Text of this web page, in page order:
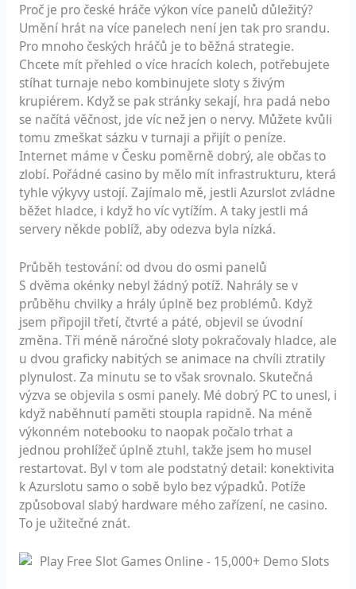
Proč je pro české hráče výkon více panelů důležitý?
Umění hrát na více panelech není jen tak pro srandu.
Pro mnoho českých hráčů je to běžná strategie.
Chcete mít přehled o více hracích kolech, potřebujete
stíhat turnaje nebo kombinujete sloty s živým
krupiérem. Když se pak stránky sekají, hra padá nebo
se načítá věčnost, jde víc než jen o nervy. Můžete kvůli
tomu zmeškat sázku v turnaji a přijít o peníze.
Internet máme v Česku poměrně dobrý, ale občas to
zlobí. Pořádné casino by mělo mít infrastrukturu, která
tyhle výkyvy ustojí. Zajímalo mě, jestli Azurslot zvládne
běžet hladce, i když ho víc vytížím. A taky jestli má
servery někde poblíž, aby odezva byla nízká.
Průběh testování: od dvou do osmi panelů
S dvěma okénky nebyl žádný potíž. Nahrály se v
průběhu chvilky a hrály úplně bez problémů. Když
jsem připojil třetí, čtvrté a páté, objevil se úvodní
změna. Tři méně náročné sloty pokračovaly hladce, ale
u dvou graficky nabitých se animace na chvíli ztratily
plynulost. Za minutu se to však srovnalo. Skutečná
výzva se objevila s osmi panely. Mé dobrý PC to unesl, i
když naběhnutí paměti stoupla rapidně. Na méně
výkonném notebooku to naopak počalo trhat a
jednou prohlížeč úplně ztuhl, takže jsem ho musel
restartovat. Byl v tom ale podstatný detail: konektivita
k Azurslotu samo o sobě bylo bez výpadků. Potíže
způsoboval slabý hardware mého zařízení, ne casino.
To je užitečné znát.